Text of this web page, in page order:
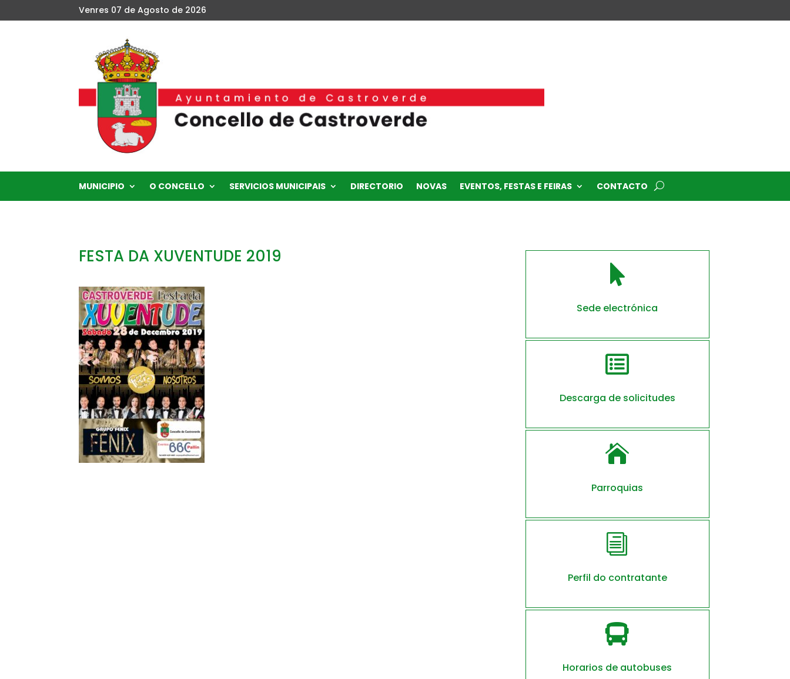
Venres 07 de Agosto de 2026
MUNICIPIO O CONCELLO SERVICIOS MUNICIPAIS DIRECTORIO NOVAS EVENTOS, FESTAS E FEIRAS CONTACTO
FESTA DA XUVENTUDE 2019

Sede electrónica

Descarga de solicitudes

Parroquias
i
Perfil do contratante

Horarios de autobuses